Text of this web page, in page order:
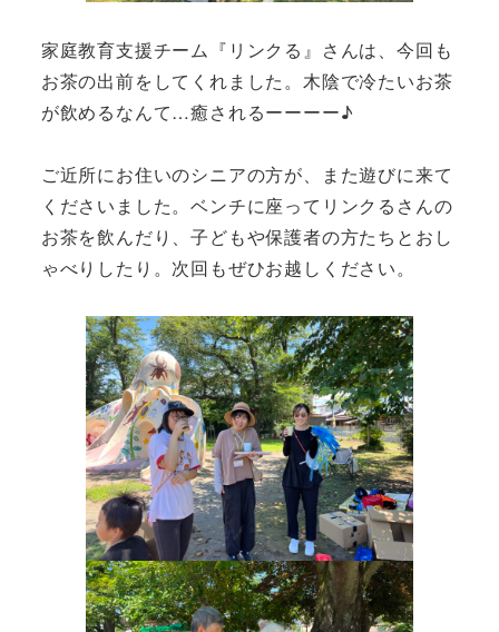
家庭教育支援チーム『リンクる』さんは、今回も
お茶の出前をしてくれました。木陰で冷たいお茶
が飲めるなんて…癒されるーーーー♪
ご近所にお住いのシニアの方が、また遊びに来て
くださいました。ベンチに座ってリンクるさんの
お茶を飲んだり、子どもや保護者の方たちとおし
ゃべりしたり。次回もぜひお越しください。